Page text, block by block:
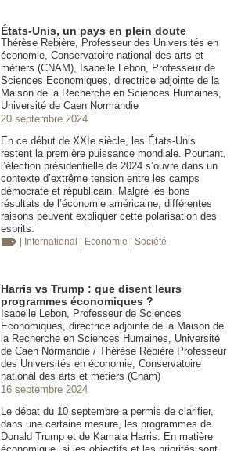
États-Unis, un pays en plein doute
Thérèse Rebière, Professeur des Universités en
économie, Conservatoire national des arts et
métiers (CNAM), Isabelle Lebon, Professeur de
Sciences Economiques, directrice adjointe de la
Maison de la Recherche en Sciences Humaines,
Université de Caen Normandie
20 septembre 2024
En ce début de XXIe siècle, les États-Unis
restent la première puissance mondiale. Pourtant,
l’élection présidentielle de 2024 s’ouvre dans un
contexte d’extrême tension entre les camps
démocrate et républicain. Malgré les bons
résultats de l’économie américaine, différentes
raisons peuvent expliquer cette polarisation des
esprits.
| International | Economie | Société
Harris vs Trump : que disent leurs
programmes économiques ?
Isabelle Lebon, Professeur de Sciences
Economiques, directrice adjointe de la Maison de
la Recherche en Sciences Humaines, Université
de Caen Normandie / Thérèse Rebière Professeur
des Universités en économie, Conservatoire
national des arts et métiers (Cnam)
16 septembre 2024
Le débat du 10 septembre a permis de clarifier,
dans une certaine mesure, les programmes de
Donald Trump et de Kamala Harris. En matière